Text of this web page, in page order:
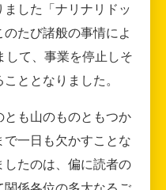
ました「ナリナリドッ
のたび諸般の事情によ
て、事業を停止しそ
ととなりました。
も山のものともつか
一日も欠かすことな
したのは、偏に読者の